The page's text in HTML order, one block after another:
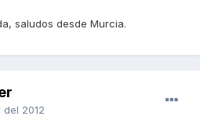
saludos desde Murcia.
del 2012